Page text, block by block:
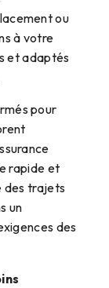
ou
à votre
et adaptés
pour
rapide et
des trajets
un
des